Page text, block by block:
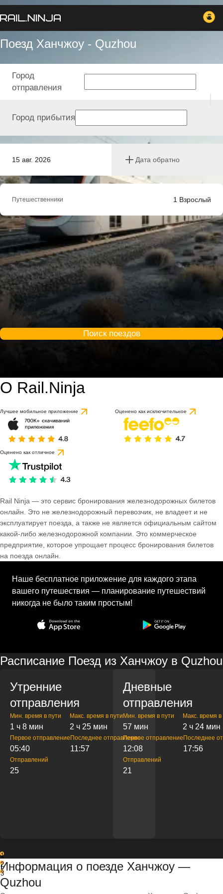
Поезд Ханчжоу - Quzhou
15 авг. 2026 Дата обратно
Город
отправления
Город прибытия
Путешественники 1 Взрослый
Поиск поездов
О Rail.Ninja
Лучшее мобильное приложение Оценено как исключительное
Оценено как отличное
Rail Ninja — это сервис бронирования железнодорожных билетов
онлайн. Это не железнодорожный перевозчик, не владеет и не
эксплуатирует поезда, а также не является официальным сайтом
какой-либо железнодорожной компании. Это коммерческое
предприятие, которое упрощает процесс бронирования билетов
на поезда онлайн.
Наше бесплатное приложение для каждого этапа
вашего путешествия — планирование путешествий
никогда не было таким простым!
Расписание Поезд из Ханчжоу в Quzhou
Утренние
отправления
Мин. время в пути
1 ч 8 мин
Макс. время в пути
2 ч 25 мин
Первое отправление
05:40
Последнее отправление
11:57
Отправлений
25
Дневные
отправления
Мин. время в пути
57 мин
Макс. время в
2 ч 24 мин
Первое отправление
12:08
Последнее
17:56
Отправлений
21
1
2
3
Информация о поезде Ханчжоу —
Quzhou